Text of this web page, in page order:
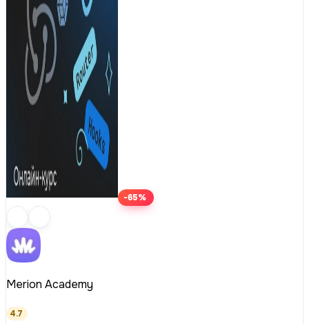
-65%
Merion Academy
4.7